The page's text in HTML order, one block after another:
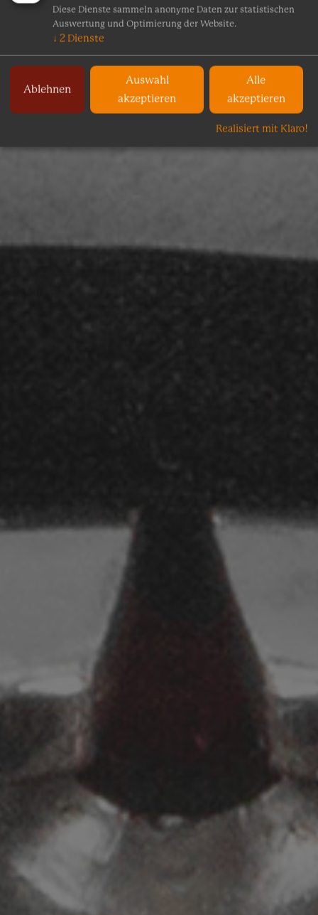
Diese Dienste sammeln anonyme Daten zur statistischen
Auswertung und Optimierung der Website.
↓ 2 Dienste
Ablehnen
Auswahl
akzeptieren
Alle
akzeptieren
Realisiert mit Klaro!